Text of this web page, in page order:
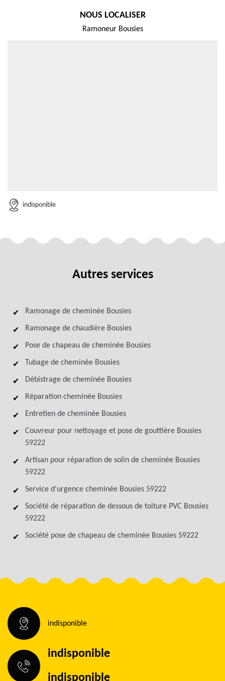
NOUS LOCALISER
Ramoneur Bousies
indisponible
Autres services
Ramonage de cheminée Bousies
Ramonage de chaudière Bousies
Pose de chapeau de cheminée Bousies
Tubage de cheminée Bousies
Débistrage de cheminée Bousies
Réparation cheminée Bousies
Entretien de cheminée Bousies
Couvreur pour nettoyage et pose de gouttière Bousies
59222
Artisan pour réparation de solin de cheminée Bousies
59222
Service d'urgence cheminée Bousies 59222
Société de réparation de dessous de toiture PVC Bousies
59222
Société pose de chapeau de cheminée Bousies 59222
indisponible
indisponible
indisponible